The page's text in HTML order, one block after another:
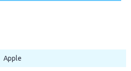
Apple